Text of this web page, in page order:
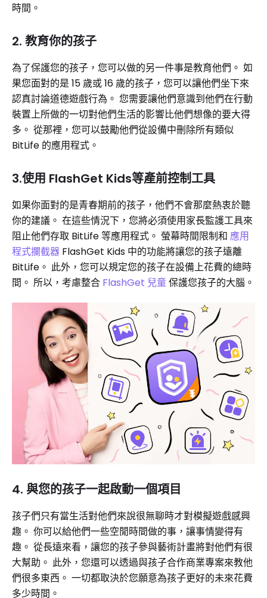
時間。
2. 教育你的孩子
為了保護您的孩子，您可以做的另一件事是教育他們。 如
果您面對的是 15 歲或 16 歲的孩子，您可以讓他們坐下來
認真討論道德遊戲行為。 您需要讓他們意識到他們在行動
裝置上所做的一切對他們生活的影響比他們想像的要大得
多。 從那裡，您可以鼓勵他們從設備中刪除所有類似
BitLife 的應用程式。
3.使用 FlashGet Kids等產前控制工具
如果你面對的是青春期前的孩子，他們不會那麼熱衷於聽
你的建議。 在這些情況下，您將必須使用家長監護工具來
阻止他們存取 BitLife 等應用程式。 螢幕時間限制和 應用
程式攔截器 FlashGet Kids 中的功能將讓您的孩子遠離
BitLife。 此外，您可以規定您的孩子在設備上花費的總時
間。 所以，考慮整合 FlashGet 兒童保護您孩子的大腦。
4. 與您的孩子一起啟動一個項目
孩子們只有當生活對他們來說很無聊時才對模擬遊戲感興
趣。 你可以給他們一些空閒時間做的事，讓事情變得有
趣。 從長遠來看，讓您的孩子參與藝術計畫將對他們有很
大幫助。 此外，您還可以透過與孩子合作商業專案來教他
們很多東西。 一切都取決於您願意為孩子更好的未來花費
多少時間。